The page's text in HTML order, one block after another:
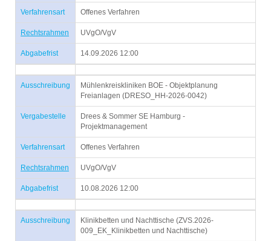
Verfahrensart Offenes Verfahren
Rechtsrahmen UVgO/VgV
Abgabefrist 14.09.2026 12:00
Ausschreibung
Mühlenkreiskliniken BOE - Objektplanung
Freianlagen (DRESO_HH-2026-0042)
Vergabestelle
Drees & Sommer SE Hamburg -
Projektmanagement
Verfahrensart Offenes Verfahren
Rechtsrahmen UVgO/VgV
Abgabefrist 10.08.2026 12:00
Ausschreibung
Klinikbetten und Nachttische (ZVS.2026-
009_EK_Klinikbetten und Nachttische)